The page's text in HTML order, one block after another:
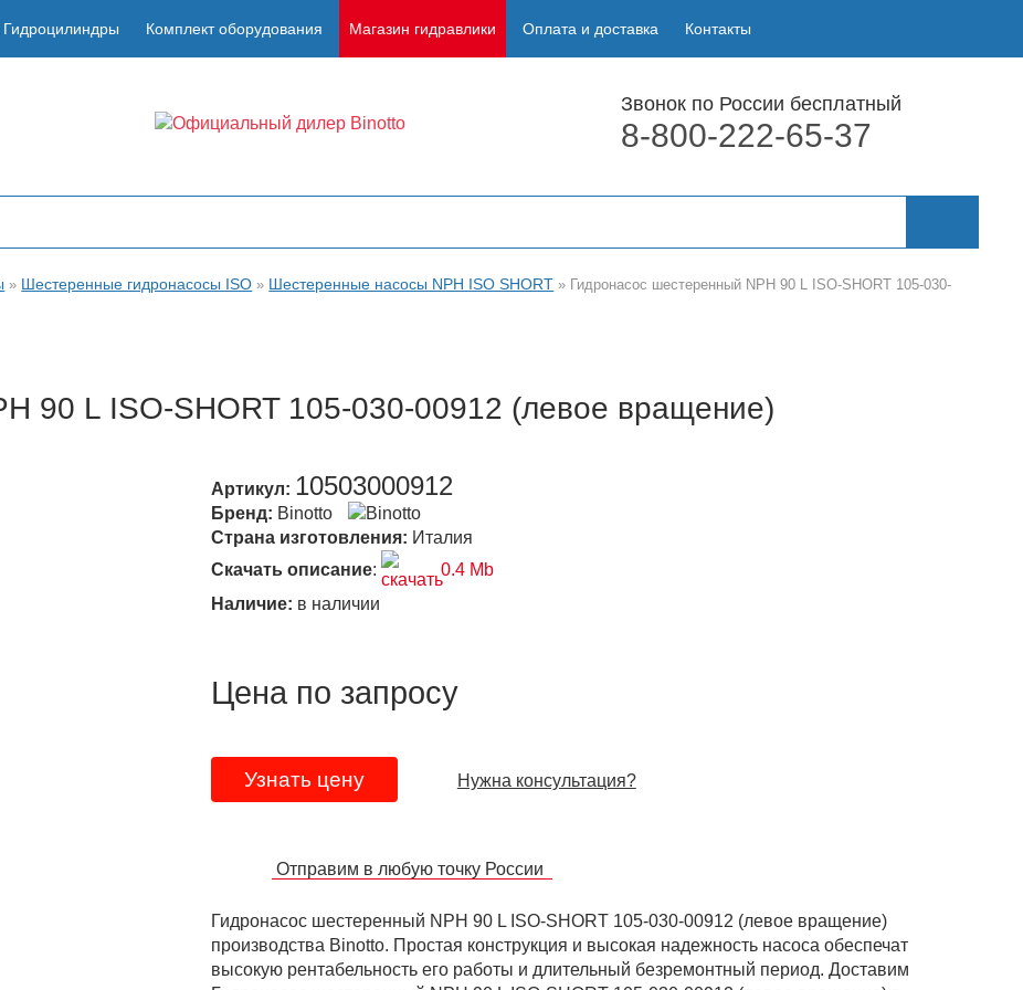
Гидроцилиндры Комплект оборудования Магазин гидравлики Оплата и доставка Контакты
Звонок по России бесплатный
8-800-222-65-37
» Шестеренные гидронасосы ISO » Шестеренные насосы NPH ISO SHORT » Гидронасос шестеренный NPH 90 L ISO-SHORT 105-030-
90 L ISO-SHORT 105-030-00912 (левое вращение)
Артикул: 10503000912
Бренд: Binotto
Страна изготовления: Италия
Скачать описание:
0.4 Mb
Наличие: в наличии
Цена по запросу
Узнать цену Нужна консультация?
Отправим в любую точку России
Гидронасос шестеренный NPH 90 L ISO-SHORT 105-030-00912 (левое вращение)
производства Binotto. Простая конструкция и высокая надежность насоса обеспечат
высокую рентабельность его работы и длительный безремонтный период. Доставим